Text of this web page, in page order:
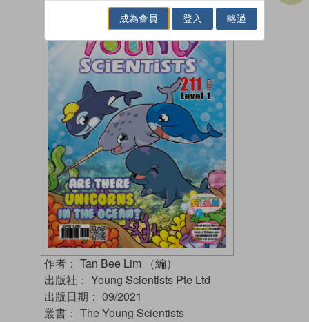
作者： Tan Bee Lim （編）
出版社： Young Scientists Pte Ltd
出版日期： 09/2021
叢書： The Young Scientists
成為會員 登入 略過